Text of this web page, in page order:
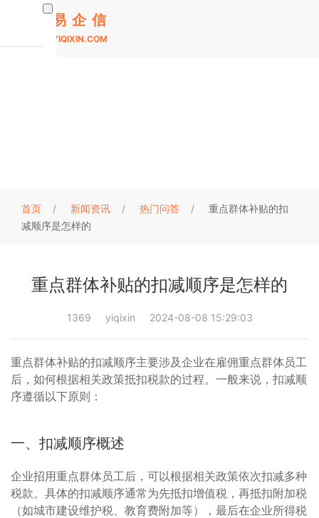
易企信
YIQIXIN.COM
首页 新闻资讯 热门问答
重点群体补贴的扣
减顺序是怎样的
重点群体补贴的扣减顺序是怎样的
1369 yiqixin 2024-08-08 15:29:03
重点群体补贴的扣减顺序主要涉及企业在雇佣重点群体员工
后，如何根据相关政策抵扣税款的过程。一般来说，扣减顺
序遵循以下原则：
一、扣减顺序概述
企业招用重点群体员工后，可以根据相关政策依次扣减多种
税款。具体的扣减顺序通常为先抵扣增值税，再抵扣附加税
（如城市建设维护税、教育费附加等），最后在企业所得税